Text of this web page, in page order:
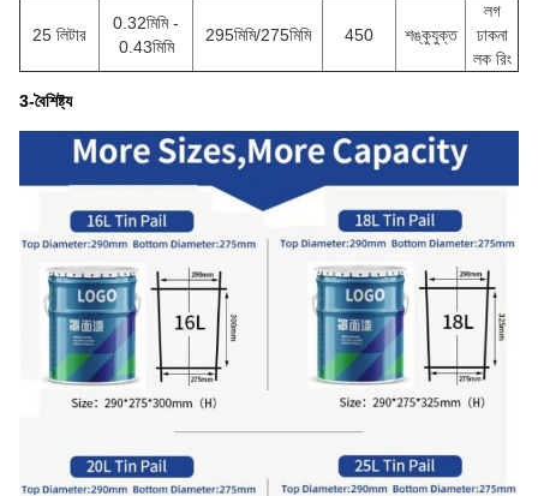
25 লিটার
0.32মিমি -
0.43মিমি
295মিমি/275মিমি 450 শঙ্কুযুক্ত
লগ
ঢাকনা
লক রিং
3-বৈশিষ্ট্য